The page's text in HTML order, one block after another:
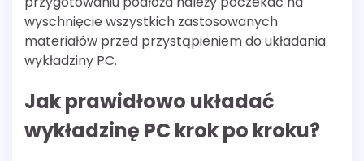
wyschnięcie wszystkich zastosowanych
materiałów przed przystąpieniem do układania
wykładziny PC.
Jak prawidłowo układać
wykładzinę PC krok po kroku?